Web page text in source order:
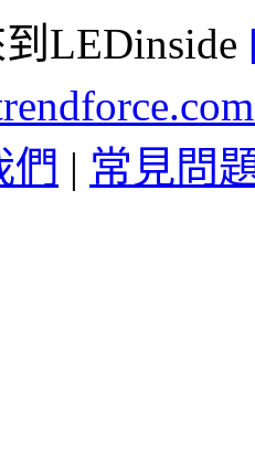
LEDinside
們 | 常見問